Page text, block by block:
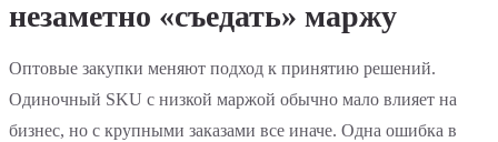
незаметно «съедать» маржу
Оптовые закупки меняют подход к принятию решений.
Одиночный SKU с низкой маржой обычно мало влияет на
бизнес, но с крупными заказами все иначе. Одна ошибка в